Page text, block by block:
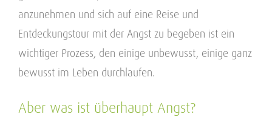
anzunehmen und sich auf eine Reise und
Entdeckungstour mit der Angst zu begeben ist ein
wichtiger Prozess, den einige unbewusst, einige ganz
bewusst im Leben durchlaufen.
Aber was ist überhaupt Angst?